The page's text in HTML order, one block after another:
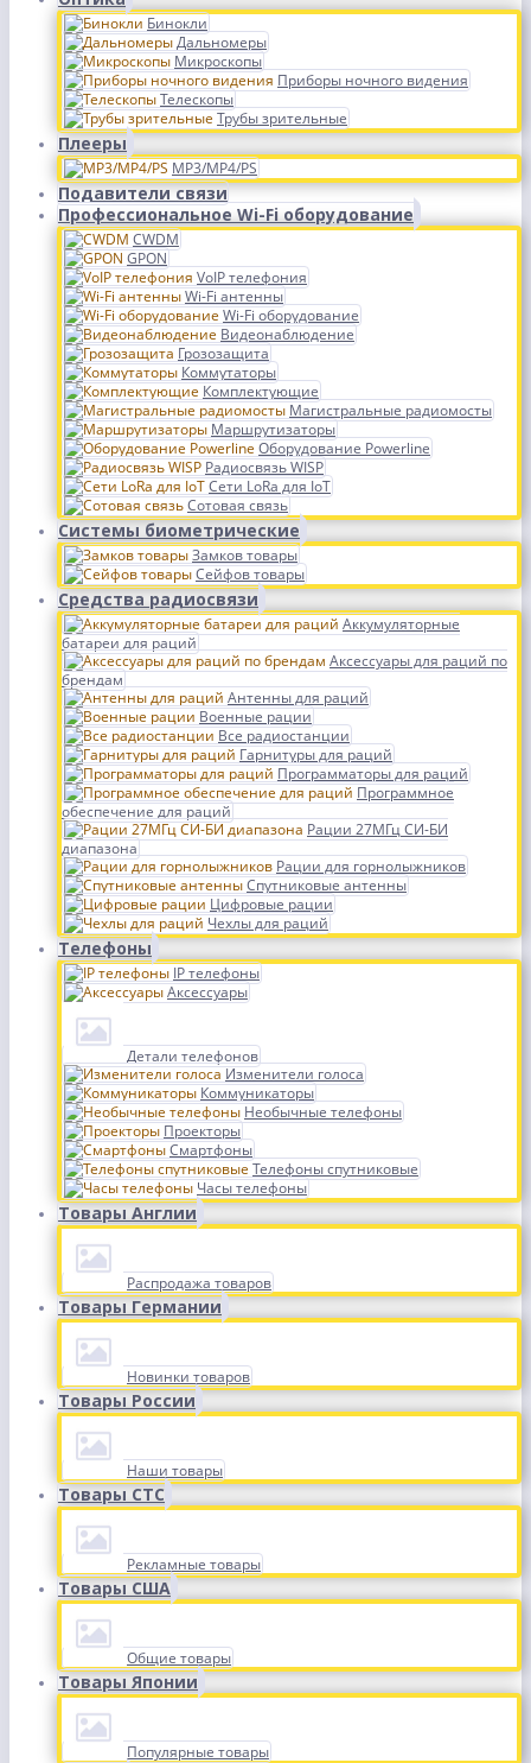
Бинокли
Дальномеры
Микроскопы
Приборы ночного видения
Телескопы
Трубы зрительные
Плееры
MP3/MP4/PS
Подавители связи
Профессиональное Wi-Fi оборудование
CWDM
GPON
VoIP телефония
Wi-Fi антенны
Wi-Fi оборудование
Видеонаблюдение
Грозозащита
Коммутаторы
Комплектующие
Магистральные радиомосты
Маршрутизаторы
Оборудование Powerline
Радиосвязь WISP
Сети LoRa для IoT
Сотовая связь
Системы биометрические
Замков товары
Сейфов товары
Средства радиосвязи
Аккумуляторные
батареи для раций
Аксессуары для раций по
брендам
Антенны для раций
Военные рации
Все радиостанции
Гарнитуры для раций
Программаторы для раций
Программное
обеспечение для раций
Рации 27МГц СИ-БИ
диапазона
Рации для горнолыжников
Спутниковые антенны
Цифровые рации
Чехлы для раций
Телефоны
IP телефоны
Аксессуары
Детали телефонов
Изменители голоса
Коммуникаторы
Необычные телефоны
Проекторы
Смартфоны
Телефоны спутниковые
Часы телефоны
Товары Англии
Распродажа товаров
Товары Германии
Новинки товаров
Товары России
Наши товары
Товары СТС
Рекламные товары
Товары США
Общие товары
Товары Японии
Популярные товары